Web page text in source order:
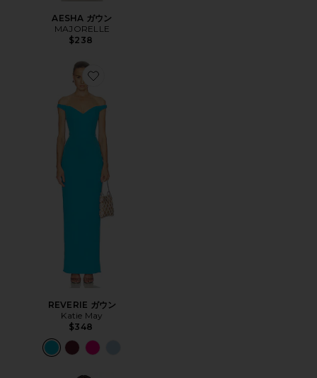
AESHA ガウン
MAJORELLE
$238
Favorite REVERIE ガウン
REVERIE ガウン
Katie May
$348